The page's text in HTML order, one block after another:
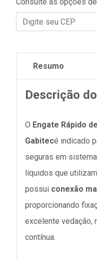
Resumo
Descrição
O Engate Rápido
Gabitecé indicado
seguras em
líquidos que
possui conexão
proporcionando
excelente vedação,
contínua.